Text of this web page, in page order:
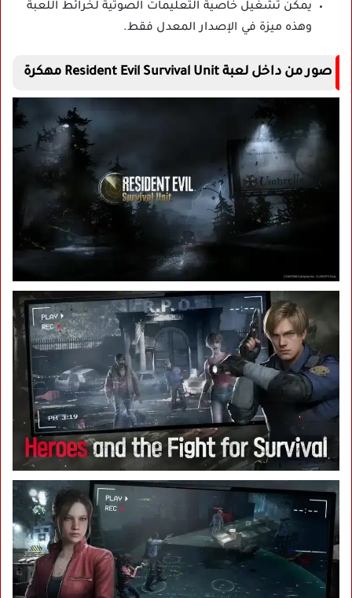
يمكن تشغيل خاصية التعليمات الصوتية لخرائط اللعبة
وهذه ميزة في الإصدار المعدل فقط.
صور من داخل لعبة Resident Evil Survival Unit مهكرة